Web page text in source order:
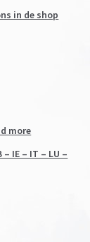
in de shop
more
IE – IT – LU –